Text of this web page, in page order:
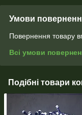
Умови
Повернення товару
Всі умови
Подібні товари